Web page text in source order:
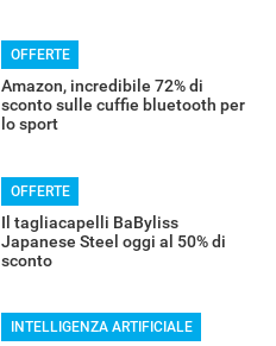
OFFERTE
Amazon, incredibile 72% di
sconto sulle cuffie bluetooth per
lo sport
OFFERTE
Il tagliacapelli BaByliss
Japanese Steel oggi al 50% di
sconto
INTELLIGENZA ARTIFICIALE